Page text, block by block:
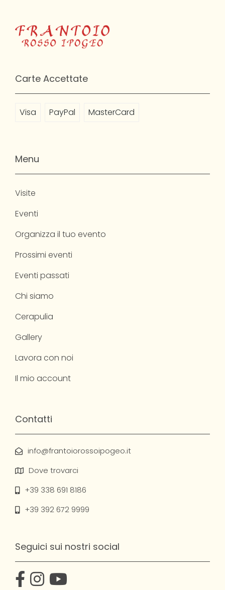
Carte Accettate
Visa PayPal MasterCard
Menu
Visite
Eventi
Organizza il tuo evento
Prossimi eventi
Eventi passati
Chi siamo
Cerapulia
Gallery
Lavora con noi
Il mio account
Contatti
info@frantoiorossoipogeo.it
Dove trovarci
+39 338 691 8186
+39 392 672 9999
Seguici sui nostri social